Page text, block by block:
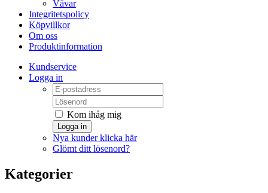
Vävar
Integritetspolicy
Köpvillkor
Om oss
Produktinformation
Kundservice
Logga in
Kom ihåg mig
Logga in
Nya kunder klicka här
Glömt ditt lösenord?
Kategorier